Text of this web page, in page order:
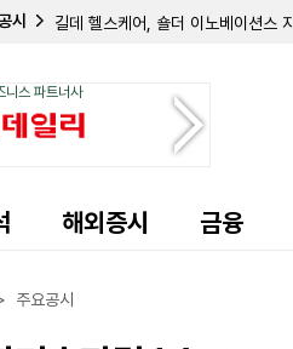
시
길데 헬스케어, 숄더 이노베이션스
임믹스 바이오파머, 2분기 순손실
에이트코 홀딩스, 2분기 순이익
볼리션RX, 린드 글로벌에 보통주
인디 세미컨덕터, 2분기 매출
퍼스트 노던 커뮤니티 뱅코프, 부
인디 세미컨덕터, 1억 7050만 달러
니스 파트너사
해외증시 금융
요공시